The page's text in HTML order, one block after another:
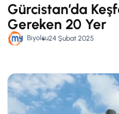
Gürcistan’da
Gereken 20 Yer
Biyolcu24 Şubat 2025